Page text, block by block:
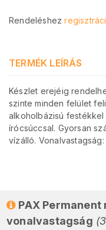
Rendeléshez
TERMÉK LEÍRÁS
Készlet erejéig
szinte minden felület
alkoholbázisú festékkel
írócsúccsal. Gyorsan
vízálló. Vonalvastagság:
PAX Permanent
vonalvastagság